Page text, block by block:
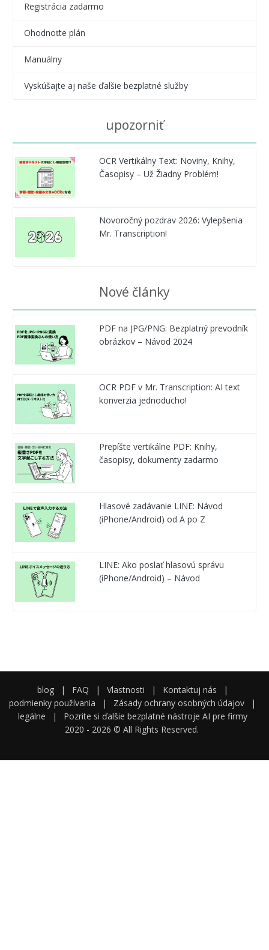
Registrácia zadarmo
Ohodnoťte plán
Manuálny
Vyskúšajte aj naše ďalšie bezplatné služby
upozorniť
OCR Vertikálny Text: Noviny, Knihy,
Časopisy – Už Žiadny Problém!
Novoročný pozdrav 2026: Vylepšenia
Mr. Transcription!
Nové články
PDF na JPG/PNG: Bezplatný prevodník
obrázkov – Návod 2024
OCR PDF v Mr. Transcription: AI text
konverzia jednoducho!
Prepíšte vertikálne PDF: Knihy,
časopisy, dokumenty zadarmo
Hlasové zadávanie LINE: Návod
(iPhone/Android) od A po Z
LINE: Ako poslať hlasovú správu
(iPhone/Android) – Návod
blog | FAQ | Vlastnosti | Kontaktuj nás
|
podmienky používania
| Zásady ochrany osobných údajov
|
legálne
|
Pozrite si ďalšie bezplatné nástroje AI pre firmy
2020 - 2026 © All Rights Reserved.